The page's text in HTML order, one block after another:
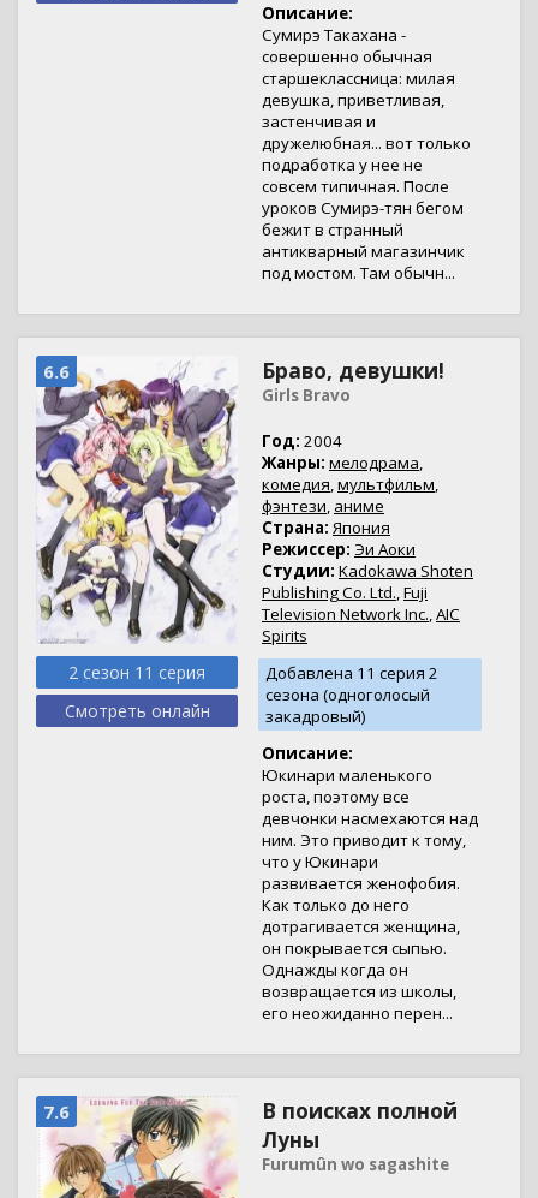
Описание:
Сумирэ Такахана -
совершенно обычная
старшеклассница: милая
девушка, приветливая,
застенчивая и
дружелюбная... вот только
подработка у нее не
совсем типичная. После
уроков Сумирэ-тян бегом
бежит в странный
антикварный магазинчик
под мостом. Там обычн...
6.6
2 сезон 11 серия
Смотреть онлайн
Браво, девушки!
Girls Bravo
Год: 2004
Жанры: мелодрама,
комедия,мультфильм,
фэнтези, аниме
Страна: Япония
Режиссер: Эи Аоки
Студии: Kadokawa Shoten
Publishing Co. Ltd.,Fuji
Television Network Inc.,AIC
Spirits
Добавлена 11 серия 2
сезона (одноголосый
закадровый)
Описание:
Юкинари маленького
роста, поэтому все
девчонки насмехаются над
ним. Это приводит к тому,
что у Юкинари
развивается женофобия.
Как только до него
дотрагивается женщина,
он покрывается сыпью.
Однажды когда он
возвращается из школы,
его неожиданно перен...
7.6
В поисках полной
Луны
Furumûn wo sagashite